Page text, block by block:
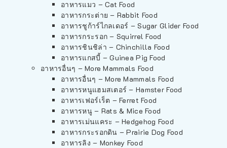
อาหารแมว – Cat Food
อาหารกระต่าย – Rabbit Food
อาหารชูก้าร์ไกลเดอร์ – Sugar Glider Food
อาหารกระรอก – Squirrel Food
อาหารชินชิล่า – Chinchilla Food
อาหารแกสบี้ – Guinea Pig Food
อาหารอื่นๆ – More Mammals Food
อาหารอื่นๆ – More Mammals Food
อาหารหนูแฮมสเตอร์ – Hamster Food
อาหารเฟอร์เร็ต – Ferret Food
อาหารหนู – Rats & Mice Food
อาหารเม่นแคระ – Hedgehog Food
อาหารกระรอกดิน – Prairie Dog Food
อาหารลิง – Monkey Food